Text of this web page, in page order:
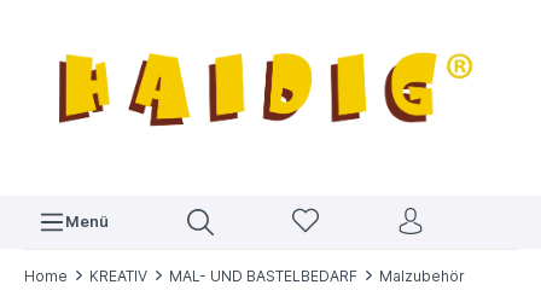
Menü
Home KREATIV MAL- UND BASTELBEDARF Malzubehör